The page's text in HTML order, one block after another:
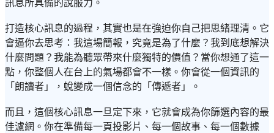
訊息所具備的說服力。
打造核心訊息的過程，其實也是在強迫你自己把思緒理清。它
會逼你去思考：我這場簡報，究竟是為了什麼？我到底想解決
什麼問題？我能為聽眾帶來什麼獨特的價值？當你想通了這一
點，你整個人在台上的氣場都會不一樣。你會從一個資訊的
「朗讀者」，蛻變成一個信念的「傳遞者」。
而且，這個核心訊息一旦定下來，它就會成為你篩選內容的最
佳濾網。你在準備每一頁投影片、每一個故事、每一個數據